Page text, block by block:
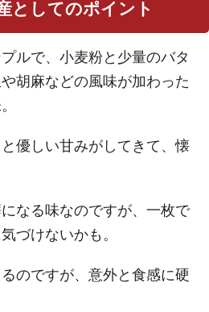
としてのポイント
ルで、小麦粉と少量のバタ
胡麻などの風味が加わった
優しい甘みがしてきて、懐
なる味なのですが、一枚で
づけないかも。
のですが、意外と食感に硬